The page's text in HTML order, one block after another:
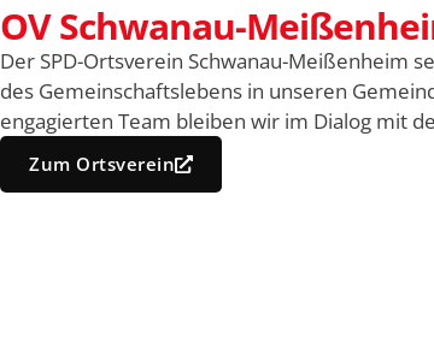
OV Schwanau-
Der SPD-Ortsverein Schwanau-Meißenheim
des Gemeinschaftslebens in unseren
engagierten Team bleiben wir im Dialog mit
Zum Ortsverein